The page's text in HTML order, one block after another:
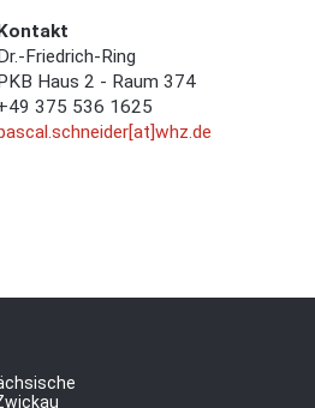
Friedrich-Ring
Haus 2 - Raum 374
375 536 1625